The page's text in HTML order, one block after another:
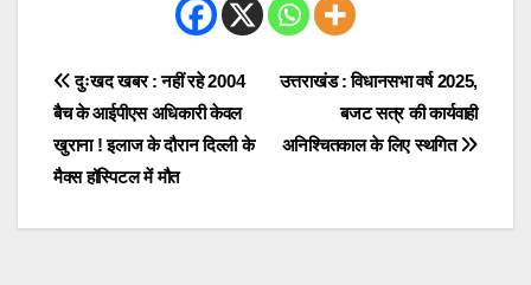
Post
navigation
उत्तराखंड : विधानसभा वर्ष 2025,
बजट सत्र की कार्यवाही
अनिश्चितकाल के लिए स्थगित
दुःखद खबर : नहीं रहे 2004
बैच के आईपीएस अधिकारी केवल
खुराना ! इलाज के दौरान दिल्ली के
मैक्स हॉस्पिटल में मौत